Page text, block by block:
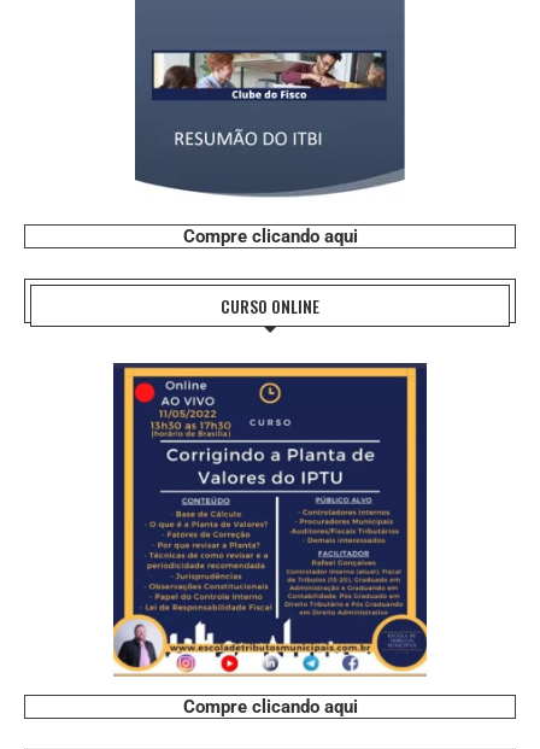
Compre clicando aqui
CURSO ONLINE
Compre clicando aqui